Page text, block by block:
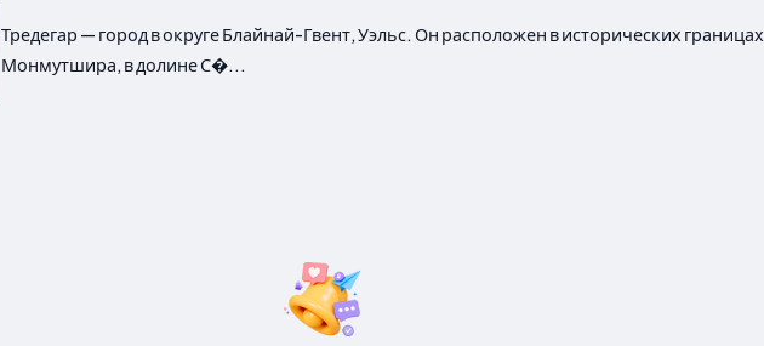
Тредегар — город в округе Блайнай-Гвент, Уэльс. Он расположен в исторических границах
Монмутшира, в долине С�...